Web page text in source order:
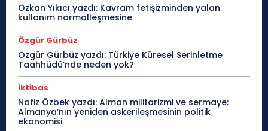
Özkan Yıkıcı yazdı: Kavram fetişizminden yalan
kullanım normalleşmesine
Özgür Gürbüz
Özgür Gürbüz yazdı: Türkiye Küresel Serinletme
Taahhüdü’nde neden yok?
iktibas
Nafiz Özbek yazdı: Alman militarizmi ve sermaye:
Almanya’nın yeniden askerileşmesinin politik
ekonomisi